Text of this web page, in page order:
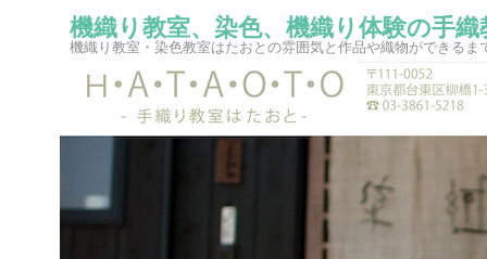
機織り教室、染色、機織り体験の手
機織り教室・染色教室はたおとの雰囲気と作品や織物ができるま